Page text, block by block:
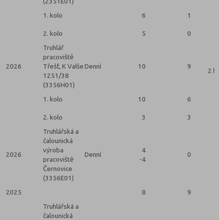
1. kolo 6 1
2. kolo 5 0
2026
Truhlář
pracoviště
Třešť, K Valše
1251/38
(3356H01)
Denní 10 9
2
1. kolo 10 6
2. kolo 3 3
2026
Truhlářská a
čalounická
výroba
pracoviště
Černovice
(3356E01)
Denní
4
-4
0
2025 8 9
Truhlářská a
čalounická